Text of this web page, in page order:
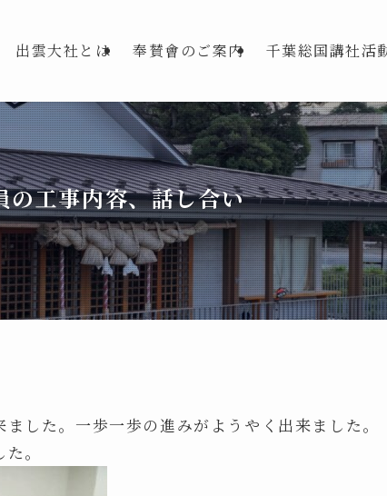
出雲大社とは 奉賛會のご案内 千葉総国講社活
の工事内容、話し合い
した。一歩一歩の進みがようやく出来ました。
。